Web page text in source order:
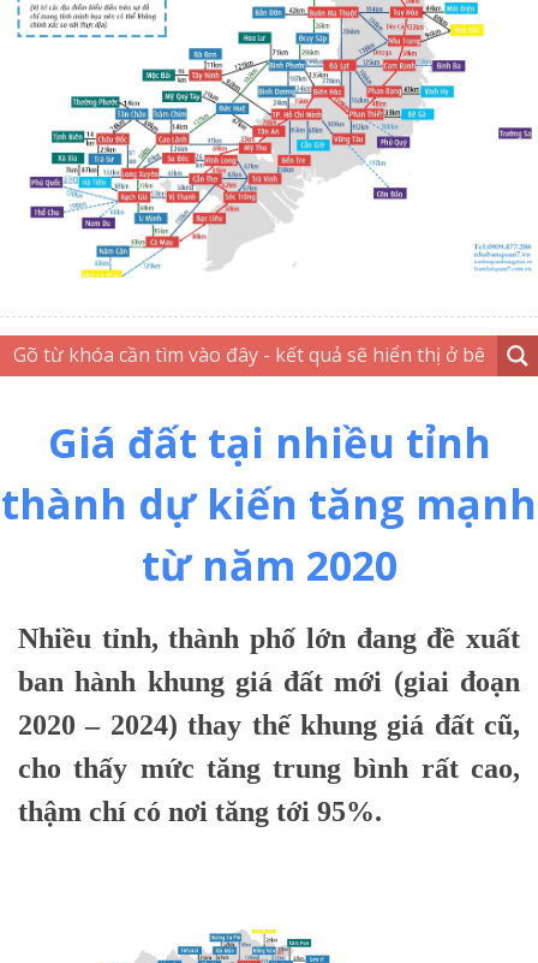
Giá đất tại nhiều tỉnh
thành dự kiến tăng mạnh
từ năm 2020
Nhiều tỉnh, thành phố lớn đang đề xuất
ban hành khung giá đất mới (giai đoạn
2020 – 2024) thay thế khung giá đất cũ,
cho thấy mức tăng trung bình rất cao,
thậm chí có nơi tăng tới 95%.